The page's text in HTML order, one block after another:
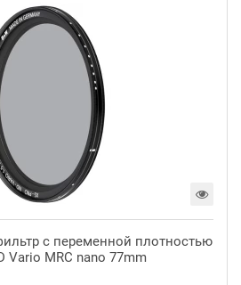
с переменной плотностью
Vario MRC nano 77mm